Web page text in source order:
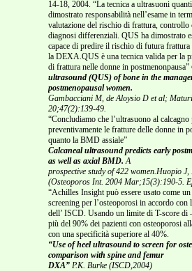
14-18, 2004. “La tecnica a ultrasuoni
dimostrato responsabilità nell’esame in
valutazione del rischio di frattura, controllo
diagnosi differenziali. QUS ha dimostrato
capace di predire il rischio di futura frattura
la DEXA.QUS è una tecnica valida per la
di frattura nelle donne in postmenonpausa”
ultrasound (QUS) of bone in the
postmenopausal women.
Gambacciani M, de Aloysio D et al;
20;47(2):139-49.
“Concludiamo che l’ultrasuono al calcagno
preventivamente le fratture delle donne in
quanto la BMD assiale”
Calcaneal ultrasound predicts early
as well as axial BMD.A
prospective study of 422 women.Huopio
(Osteoporos Int. 2004 Mar;15(3):190-5.
“Achilles Insight può essere usato come
screening per l’osteoporosi in accordo con
dell’ ISCD. Usando un limite di T-score di
più del 90% dei pazienti con osteoporosi
con una specificità superiore al 40%.
“Use of heel ultrasound to screen for
comparison with spine and femur
DXA” P.K. Burke (ISCD,2004)